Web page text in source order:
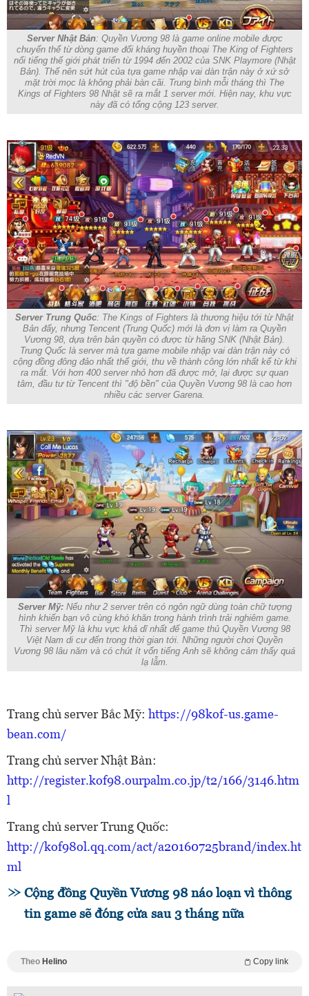
Server Nhật Bản: Quyền Vương 98 là game online mobile được
chuyển thể từ dòng game đối kháng huyền thoại The King of Fighters
nổi tiếng thế giới phát triển từ 1994 đến 2002 của SNK Playmore (Nhật
Bản). Thế nên sứt hút của tựa game nhập vai dàn trận này ở xứ sở
mặt trời mọc là không phải bàn cãi. Trung bình mỗi tháng thì The
Kings of Fighters 98 Nhật sẽ ra mắt 1 server mới. Hiện nay, khu vực
này đã có tổng cộng 123 server.
Server Trung Quốc: The Kings of Fighters là thương hiệu tới từ Nhật
Bản đấy, nhưng Tencent (Trung Quốc) mới là đơn vị làm ra Quyền
Vương 98, dựa trên bản quyền có được từ hãng SNK (Nhật Bản).
Trung Quốc là server mà tựa game mobile nhập vai dàn trận này có
cộng đồng đông đảo nhất thế giới, thu về thành công lớn nhất kể từ khi
ra mắt. Với hơn 400 server nhỏ hơn đã được mở, lại được sự quan
tâm, đầu tư từ Tencent thì "độ bền" của Quyền Vương 98 là cao hơn
nhiều các server Garena.
Server Mỹ:Nếu như 2 server trên có ngôn ngữ dùng toàn chữ tượng
hình khiến bạn vô cùng khó khăn trong hành trình trải nghiêm game.
Thì server Mỹ là khu vực khả dĩ nhất để game thủ Quyền Vương 98
Việt Nam di cư đến trong thời gian tới. Những người chơi Quyền
Vương 98 lâu năm và có chút ít vốn tiếng Anh sẽ không cảm thấy quá
lạ lẫm.
Trang chủ server Bắc Mỹ: https://98kof-us.game-
bean.com/
Trang chủ server Nhật Bản:
http://register.kof98.ourpalm.co.jp/t2/166/3146.htm
l
Trang chủ server Trung Quốc:
http://kof98ol.qq.com/act/a20160725brand/index.ht
ml
Cộng đồng Quyền Vương 98 náo loạn vì thông
tin game sẽ đóng cửa sau 3 tháng nữa
Theo Helino Copy link